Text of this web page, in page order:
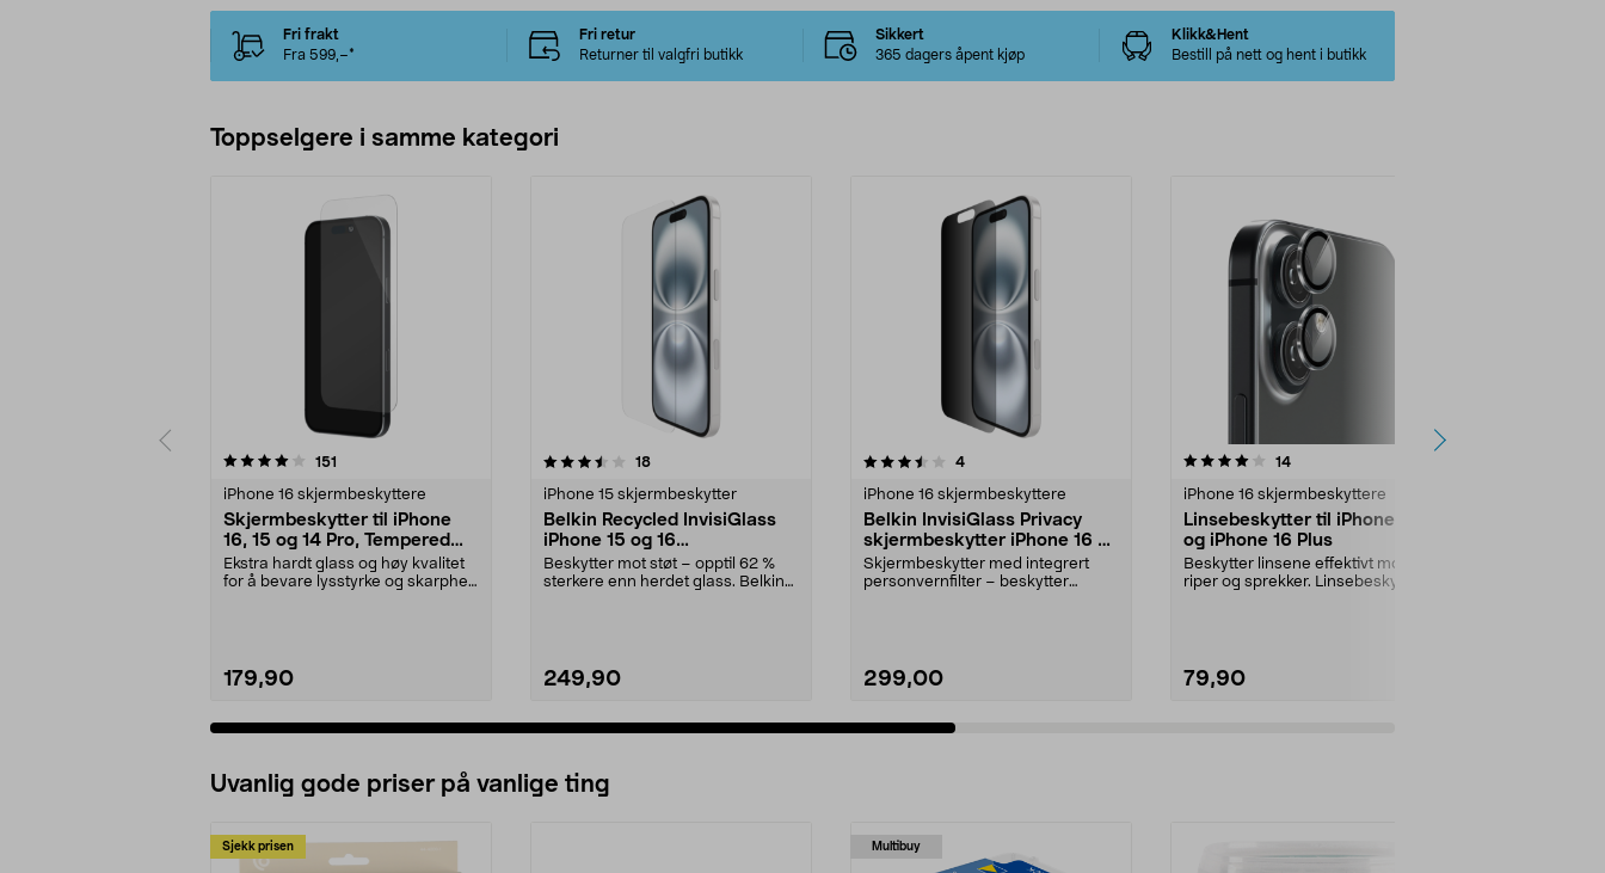
Fri frakt
Fra 599,–*
Fri retur
Returner til valgfri butikk
Sikkert
365 dagers åpent kjøp
Klikk&Hent
Bestill på nett og hent i butikk
Toppselgere i samme kategori
151
iPhone 16 skjermbeskyttere
Skjermbeskytter til iPhone
16, 15 og 14 Pro, Tempered
Glass
Ekstra hardt glass og høy kvalitet
for å bevare lysstyrke og skarphet.
179,90
3.5 av 5 stjerner 18anmeldelser
iPhone 15 skjermbeskytter
Belkin Recycled InvisiGlass
iPhone 15 og 16
skjermbeskytter
Beskytter mot støt – opptil 62 %
sterkere enn herdet glass. Belkin
249,90
3.5 av 5 stjerner 4anmeldelser
iPhone 16 skjermbeskyttere
Belkin InvisiGlass Privacy
skjermbeskytter iPhone 16 /
15 / 14 Pro
Skjermbeskytter med integrert
personvernfilter – beskytter
299,00
4.0 av 5 stjerner 14anmeldelser
iPhone 16 skjermbeskyttere
Linsebeskytter til iPhone 16
og iPhone 16 Plus
Beskytter linsene effektivt mot
riper og sprekker. Linsebeskytter til
79,90
5.0 av 5 stjerner
Uvanlig gode priser på vanlige ting
Sjekk prisen Multibuy